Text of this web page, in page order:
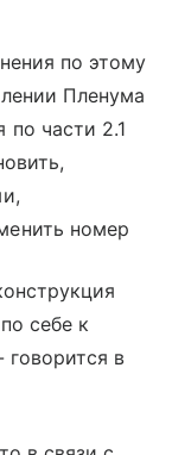
по этому
Пленума
части 2.1
номер
себе к
говорится в